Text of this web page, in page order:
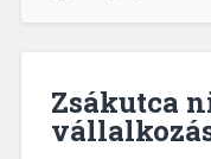
Zsákutca